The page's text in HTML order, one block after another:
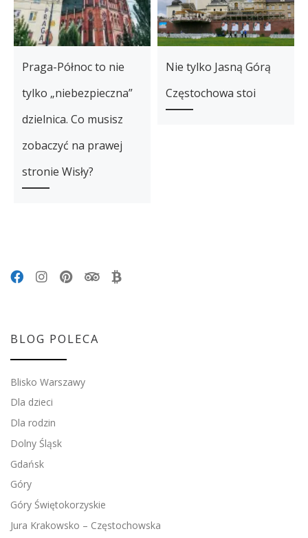
Praga-Północ to nie
tylko „niebezpieczna”
dzielnica. Co musisz
zobaczyć na prawej
stronie Wisły?
Nie tylko Jasną Górą
Częstochowa stoi
BLOG POLECA
Blisko Warszawy
Dla dzieci
Dla rodzin
Dolny Śląsk
Gdańsk
Góry
Góry Świętokorzyskie
Jura Krakowsko – Częstochowska